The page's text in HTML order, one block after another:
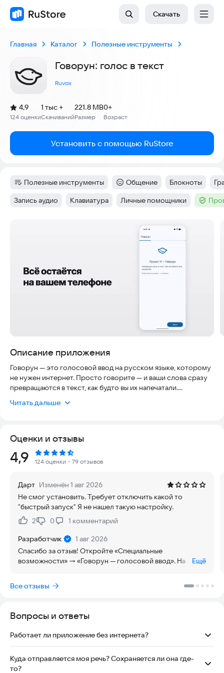
Скачать
Главная Каталог Полезные инструменты
Говорун: голос в текст
Ruvox
Рейтинг:
4,9
(
124 оценки
)
Скачиваний
1 тыс +
Размер
221.8 MB
Возраст
0+
Установить с помощью RuStore
Категория:
Полезные инструменты Категория:
Общение Тег:
Блокноты Тег
Тег:
Запись аудио Тег:
Клавиатура Тег:
Личные помощники Тег :
Описание приложения
Говорун — это голосовой ввод на русском языке, которому
не нужен интернет. Просто говорите — и ваши слова сразу
превращаются в текст, как будто вы их напечатали.
можно начинать диктовать. Текст появится сам, без лишних
движений и без переключения клавиатуры.
Распознавание речи происходит прямо на телефоне. Всё
роуминге.
Привычная клавиатура остаётся с вами — со свайпом,
эмодзи и всеми настройками, к которым вы привыкли.
Говорун живёт рядом, отдельной плавающей кнопкой
поверх любого приложения, и появляется только тогда,
когда нужен.
Знаки препинания и заглавные буквы расставляются
пишется сложное слово — просто продиктуйте фразу, и всё
Голос остаётся с вами. Распознавание идёт локально, на
нигде не хранится и моментально удаляется после того, как
превращается в текст. В приложении нет рекламы,
телеметрии, аналитики и рекламных идентификаторов.
Исходный код открыт и доступен для проверки.
Читать дальше
Оценки и отзывы
Рейтинг:
4,9 124 оценки ・79 отзывов
Дарт Изменён 1 авг 2026
Не смог установить. Требует отключить какой то
"быстрый запуск" Я не нашел такую настройку.
Нравится:
2Не нравится:
0 1 комментарий
Разработчик
1 авг 2026
Спасибо за отзыв! Откройте «Специальные
возможности» → «Говорун — голосовой ввод». На этой
возможностям, а «Быстрый запуск» оставьте
выключенным — он добавляет системную кнопку,
укажите модель телефона, поможем настроить.
Ещё
Все отзывы
Вопросы и ответы
Работает ли приложение без интернета?
Да. Интернет не нужен. Приложение работает в самолёте, в
метро, в роуминге — где угодно.
Куда отправляется моя речь? Сохраняется ли она где-
то?